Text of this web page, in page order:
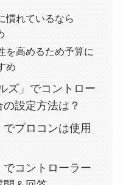
慣れているなら
を高めるため予算に
め
ズ」でコントロー
設定方法は？
でプロコンは使用
でコントローラー